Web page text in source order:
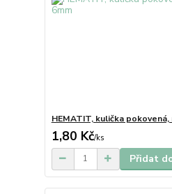
HEMATIT, kulička
1,80 Kč/ks
Přidat